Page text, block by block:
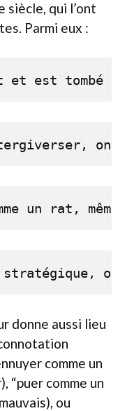
siècle, qui l’ont
Parmi eux :
et est tombé
on
un rat, même
stratégique,
donne aussi lieu
comme un
“puer comme un
ou